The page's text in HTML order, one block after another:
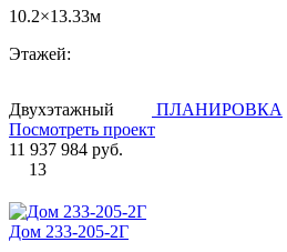
10.2×13.33м
Этажей:
Двухэтажный
ПЛАНИРОВКА
Посмотреть проект
11 937 984 руб.
13
Дом 233-205-2Г